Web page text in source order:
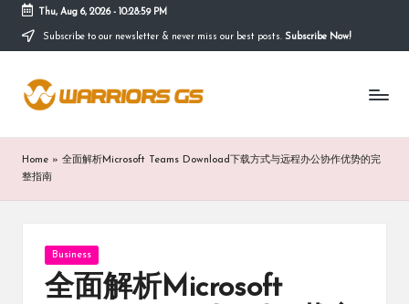
Skip
content
Thu, Aug 6, 2026- 10:28:59 PM
Subscribe to our newsletter & never miss our best posts. Subscribe Now!
Home » 全面解析Microsoft Teams Download下载方式与远程办公协作优势的完
整指南
Posted
Business
全面解析Microsoft